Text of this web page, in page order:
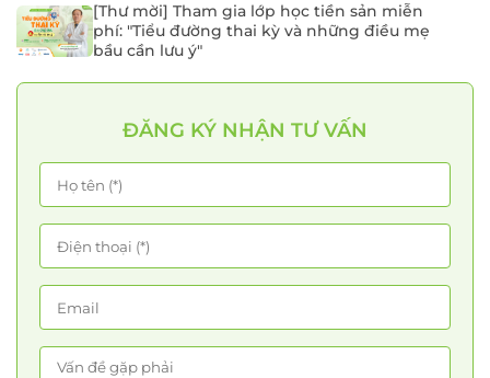
[Thư mời] Tham gia lớp học tiền sản miễn
phí: "Tiểu đường thai kỳ và những điều mẹ
bầu cần lưu ý"
ĐĂNG KÝ NHẬN TƯ VẤN